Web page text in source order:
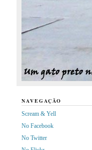
NAVEGAÇÃO
Scream & Yell
No Facebook
No Twitter